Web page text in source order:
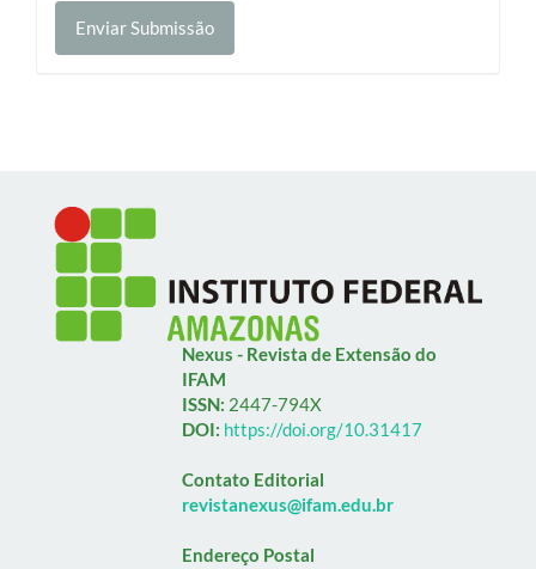
Submissão
Enviar Submissão
Nexus - Revista de Extensão do
IFAM
ISSN: 2447-794X
DOI: https://doi.org/10.31417
Contato Editorial
revistanexus@ifam.edu.br
Endereço Postal